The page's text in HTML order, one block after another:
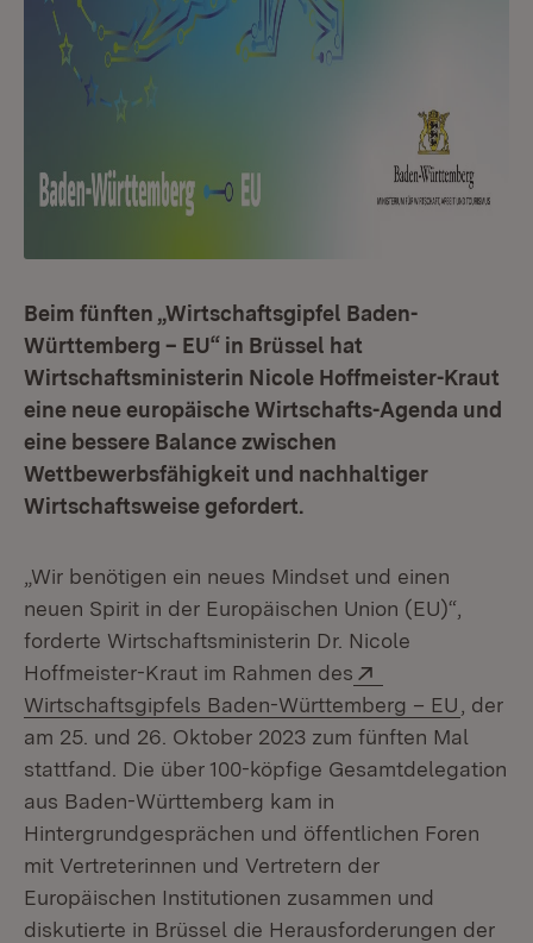
Beim fünften „Wirtschaftsgipfel Baden-
Württemberg – EU“ in Brüssel hat
Wirtschaftsministerin Nicole Hoffmeister-Kraut
eine neue europäische Wirtschafts-Agenda und
eine bessere Balance zwischen
Wettbewerbsfähigkeit und nachhaltiger
Wirtschaftsweise gefordert.
„Wir benötigen ein neues Mindset und einen
neuen Spirit in der Europäischen Union (EU)“,
forderte Wirtschaftsministerin Dr. Nicole
Hoffmeister-Kraut im Rahmen des
Wirtschaftsgipfels Baden-Württemberg – EU
, der
am 25. und 26. Oktober 2023 zum fünften Mal
stattfand. Die über 100-köpfige Gesamtdelegation
aus Baden-Württemberg kam in
Hintergrundgesprächen und öffentlichen Foren
mit Vertreterinnen und Vertretern der
Europäischen Institutionen zusammen und
diskutierte in Brüssel die Herausforderungen der